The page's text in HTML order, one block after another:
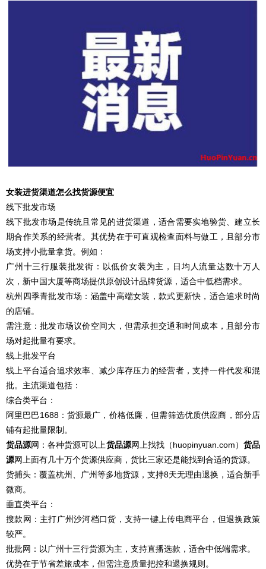
女装进货渠道怎么找货源便宜
线下批发市场
线下批发市场是传统且常见的进货渠道，适合需要实地验货、建立长
期合作关系的经营者。其优势在于可直观检查面料与做工，且部分市
场支持小批量拿货。例如：
广州十三行服装批发街：以低价女装为主，日均人流量达数十万人
次，新中国大厦等商场提供原创设计品牌货源，适合中低档需求。
杭州四季青批发市场：涵盖中高端女装，款式更新快，适合追求时尚
的店铺。
需注意：批发市场议价空间大，但需承担交通和时间成本，且部分市
场对起批量有要求。
线上批发平台
线上平台适合追求效率、减少库存压力的经营者，支持一件代发和混
批。主流渠道包括：
综合类平台：
阿里巴巴1688：货源最广，价格低廉，但需筛选优质供应商，部分店
铺有起批量限制。
货品源网：各种货源可以上货品源网上找找（huopinyuan.com） 货品
源网上面有几十万个货源供应商，货比三家还是能找到合适的货源。
货捕头：覆盖杭州、广州等多地货源，支持8天无理由退换，适合新手
微商。
垂直类平台：
搜款网：主打广州沙河档口货，支持一键上传电商平台，但退换政策
较严。
批批网：以广州十三行货源为主，支持直播选款，适合中低端需求。
优势在于节省差旅成本，但需注意质量把控和退换规则。